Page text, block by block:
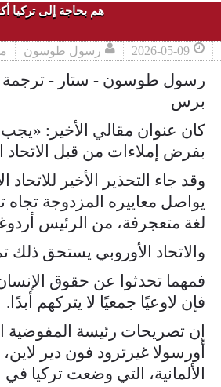
هم بحاجة إلى تركيا
2026-05-09 رسول طوسون
رسول طوسون - ستار - ترجمة
برس
كان عنوان مقالي الأخير:
بفرض إملاءات من قبل الاتحاد
وقد جاء التحذير الأخير للاتحاد
يواصل معاييره المزدوجة تجاه
لغة متعجرفة، من الرئيس
والاتحاد الأوروبي يستحق ذلك
فمهما تحدثوا عن حقوق
فإن لاوعيًا جمعيًا لا يتركهم أبدًا.
إن تصريحات رئيسة المفوضية
أورسولا غيرترود فون دير
الألمانية، التي وضعت تركيا